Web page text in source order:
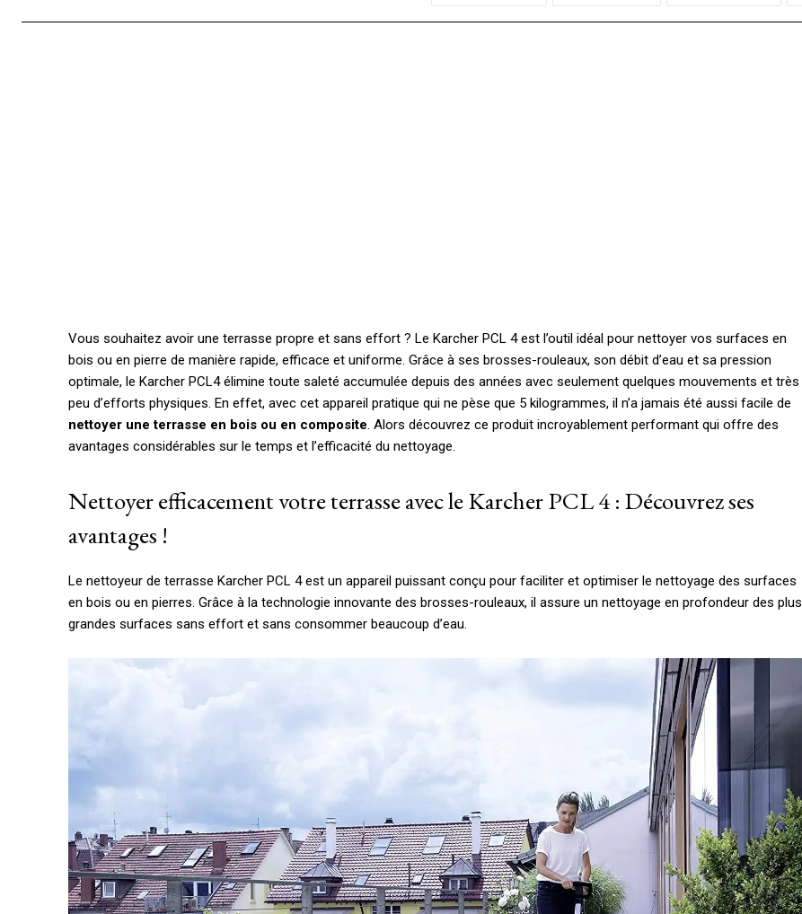
Vous souhaitez avoir une terrasse propre et sans effort ? Le Karcher PCL 4 est l’outil idéal pour nettoyer vos surfaces en
bois ou en pierre de manière rapide, efficace et uniforme. Grâce à ses brosses-rouleaux, son débit d’eau et sa pression
optimale, le Karcher PCL4 élimine toute saleté accumulée depuis des années avec seulement quelques mouvements et très
peu d’efforts physiques. En effet, avec cet appareil pratique qui ne pèse que 5 kilogrammes, il n’a jamais été aussi facile de
nettoyer une terrasse en bois ou en composite. Alors découvrez ce produit incroyablement performant qui offre des
avantages considérables sur le temps et l’efficacité du nettoyage.
Nettoyer efficacement votre terrasse avec le Karcher PCL 4 : Découvrez ses
avantages !
Le nettoyeur de terrasse Karcher PCL 4 est un appareil puissant conçu pour faciliter et optimiser le nettoyage des surfaces
en bois ou en pierres. Grâce à la technologie innovante des brosses-rouleaux, il assure un nettoyage en profondeur des plus
grandes surfaces sans effort et sans consommer beaucoup d’eau.